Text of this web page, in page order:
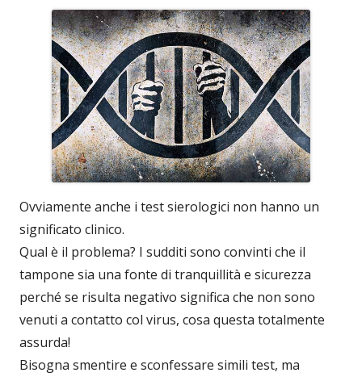
Ovviamente anche i test sierologici non hanno un
significato clinico.
Qual è il problema? I sudditi sono convinti che il
tampone sia una fonte di tranquillità e sicurezza
perché se risulta negativo significa che non sono
venuti a contatto col virus, cosa questa totalmente
assurda!
Bisogna smentire e sconfessare simili test, ma